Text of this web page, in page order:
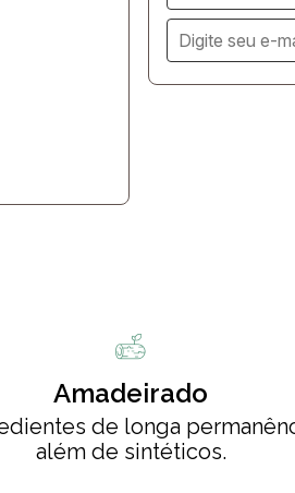
Amadeirado
de longa
além de sintéticos.